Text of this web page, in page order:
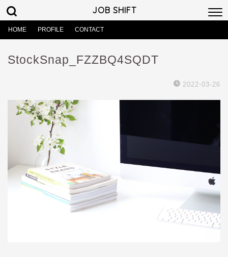
JOB SHIFT
HOME PROFILE CONTACT
StockSnap_FZZBQ4SQDT
2022-03-26